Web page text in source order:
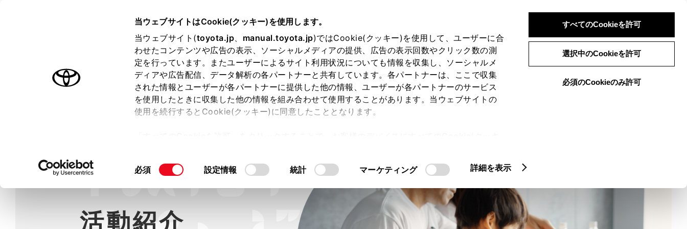
当ウェブサイトはCookie(クッキー)を使用します。
当ウェブサイト(toyota.jp、 manual.toyota.jp)ではCookie(クッキー)を使用して、ユーザーに合
わせたコンテンツや広告の表示、ソーシャルメディアの提供、広告の表示回数やクリック数の測
定を行っています。またユーザーによるサイト利用状況についても情報を収集し、ソーシャルメ
ディアや広告配信、データ解析の各パートナーと共有しています。各パートナーは、ここで収集
された情報とユーザーが各パートナーに提供した他の情報、ユーザーが各パートナーのサービス
を使用したときに収集した他の情報を組み合わせて使用することがあります。当ウェブサイトの
使用を続行するとCookie(クッキー)に同意したこととなります。
て」をご覧ください。
同
択
必須 設定情報 統計 マーケティング 詳細を表示
すべてのCookieを許可
選択中のCookieを許可
必須のCookieのみ許可
ログイン 検索 メニュー
オーナーサポート トピックス
キッズトヨタまなぶパークとは 活動紹介 コンテンツ紹介
活動紹介